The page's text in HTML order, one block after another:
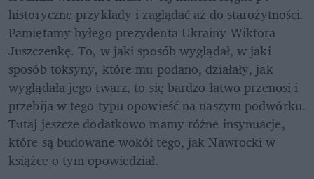
historyczne przykłady i zaglądać aż do starożytności.
Pamiętamy byłego prezydenta Ukrainy Wiktora
Juszczenkę. To, w jaki sposób wyglądał, w jaki
sposób toksyny, które mu podano, działały, jak
wyglądała jego twarz, to się bardzo łatwo przenosi i
przebija w tego typu opowieść na naszym podwórku.
Tutaj jeszcze dodatkowo mamy różne insynuacje,
które są budowane wokół tego, jak Nawrocki w
książce o tym opowiedział.